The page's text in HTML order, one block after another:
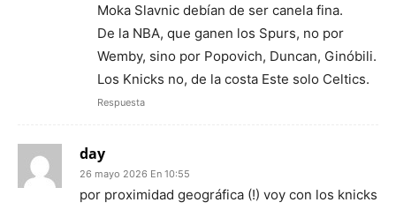
Moka Slavnic debían de ser canela fina.
De la NBA, que ganen los Spurs, no por
Wemby, sino por Popovich, Duncan, Ginóbili.
Los Knicks no, de la costa Este solo Celtics.
Respuesta
day
26 mayo 2026 En 10:55
por proximidad geográfica (!) voy con los knicks